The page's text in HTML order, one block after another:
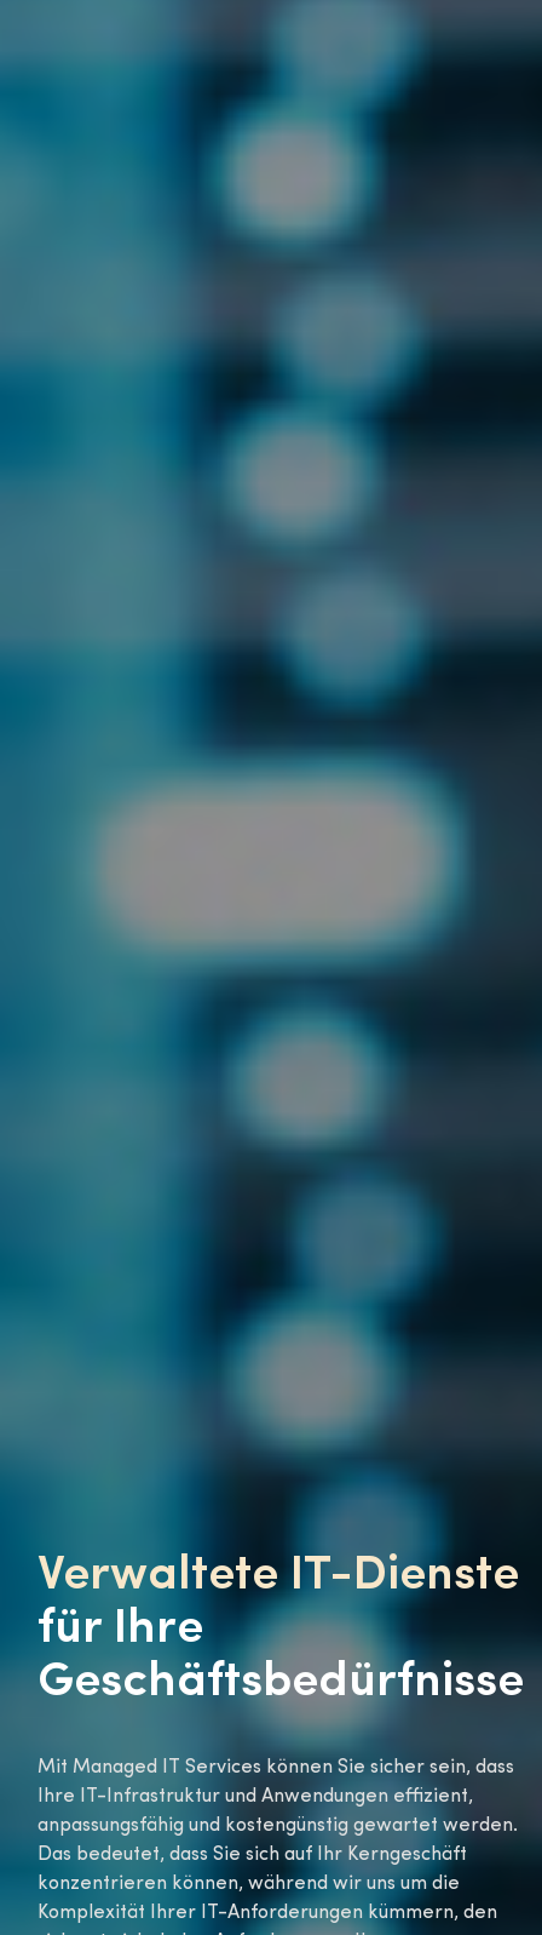
Verwaltete IT-Dienste
für Ihre
Geschäftsbedürfnisse
Mit Managed IT Services können Sie sicher sein, dass
Ihre IT-Infrastruktur und Anwendungen effizient,
anpassungsfähig und kostengünstig gewartet werden.
Das bedeutet, dass Sie sich auf Ihr Kerngeschäft
konzentrieren können, während wir uns um die
Komplexität Ihrer IT-Anforderungen kümmern, den